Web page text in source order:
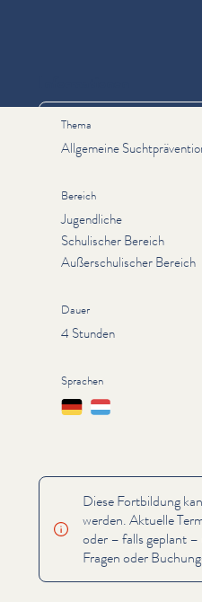
Thema
Allgemeine
Bereich
Jugendliche
Schulischer Bereich
Außerschulischer Bereich
Dauer
4 Stunden
Sprachen
DeutschLëtzebuergesch
Diese Fortbildung
werden. Aktuelle
oder – falls geplant
Fragen oder